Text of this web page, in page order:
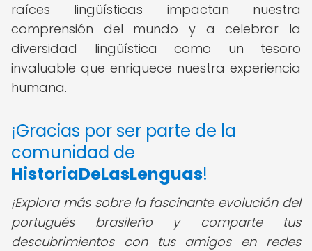
raíces lingüísticas impactan nuestra
comprensión del mundo y a celebrar la
diversidad lingüística como un tesoro
invaluable que enriquece nuestra experiencia
humana.
¡Gracias por ser parte de la
comunidad de
HistoriaDeLasLenguas!
¡Explora más sobre la fascinante evolución del
portugués brasileño y comparte tus
descubrimientos con tus amigos en redes